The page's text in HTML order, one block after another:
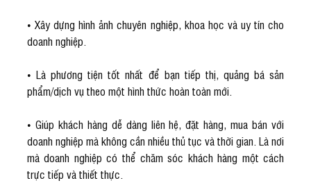
• Xây dựng hình ảnh chuyên nghiệp, khoa học và uy tín cho
doanh nghiệp.
• Là phương tiện tốt nhất để bạn tiếp thị, quảng bá sản
phẩm/dịch vụ theo một hình thức hoàn toàn mới.
• Giúp khách hàng dễ dàng liên hệ, đặt hàng, mua bán với
doanh nghiệp mà không cần nhiều thủ tục và thời gian. Là nơi
mà doanh nghiệp có thể chăm sóc khách hàng một cách
trực tiếp và thiết thực.